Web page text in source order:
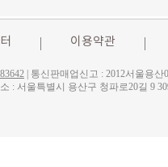
이용약관
| 통신판매업신고 : 2012서울용
소 : 서울특별시 용산구 청파로20길 9